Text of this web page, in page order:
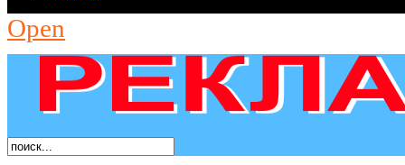
Open